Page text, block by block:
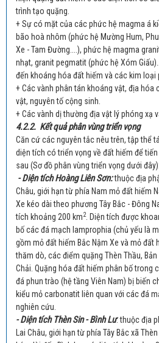
trình tạo quặng.
+ Sự có mặt của các phức hệ magma á
bão hoà nhôm (phức hệ Mường Hum,
Xe - Tam Đường....), phức hệ magma
nhạt, granit pegmatit (phức hệ Xóm
đến khoáng hóa đất hiếm và các kim loại
+ Các vành phân tán khoáng vật, địa hóa
vật, nguyên tố cộng sinh.
+ Các vành dị thường địa vật lý phóng xạ
4.2.2. Kết quả phân vùng triển vọng
Căn cứ các nguyên tắc nêu trên, tập thể
diện tích có triển vọng về đất hiếm để
sau (Sơ đồ phân vùng triển vọng dưới đây):
- Diện tích Hoàng Liên Sơn:thuộc địa
Châu, giới hạn từ phía Nam mỏ đất hiếm
Xe kéo dài theo phương Tây Bắc - Đông
tích khoảng 200 km2. Diện tích được
bố các đá mạch lamprophia (chủ yếu là
gồm mỏ đất hiếm Bắc Nậm Xe và mỏ đất
thăm dò, các điểm quặng Thèn Thầu, Bản
Chải. Quặng hóa đất hiếm phân bố trong
đá phun trào (hệ tầng Viên Nam) bị biến
kiểu mỏ carbonatit liên quan với các đá
nghiên cứu.
- Diện tích Thèn Sin - Bình Lư: thuộc địa
Lai Châu, giới hạn từ phía Tây Bắc xã